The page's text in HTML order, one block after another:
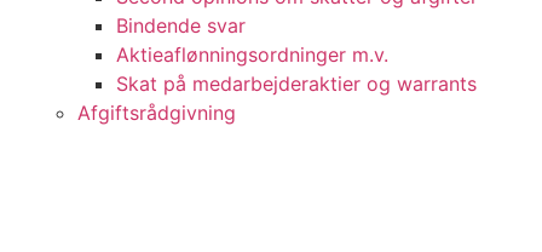
Bindende svar
Aktieaflønningsordninger m.v.
Skat på medarbejderaktier og warrants
Afgiftsrådgivning